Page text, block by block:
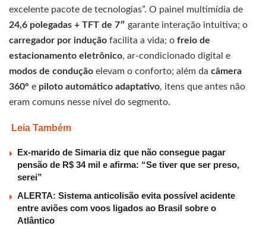
excelente pacote de tecnologias”. O painel multimídia de
24,6 polegadas + TFT de 7″ garante interação intuitiva; o
carregador por indução facilita a vida; o freio de
estacionamento eletrônico, ar-condicionado digital e
modos de condução elevam o conforto; além da câmera
360° e piloto automático adaptativo, itens que antes não
eram comuns nesse nível do segmento.
Leia Também
Ex-marido de Simaria diz que não consegue pagar
pensão de R$ 34 mil e afirma: “Se tiver que ser preso,
serei”
ALERTA: Sistema anticolisão evita possível acidente
entre aviões com voos ligados ao Brasil sobre o
Atlântico